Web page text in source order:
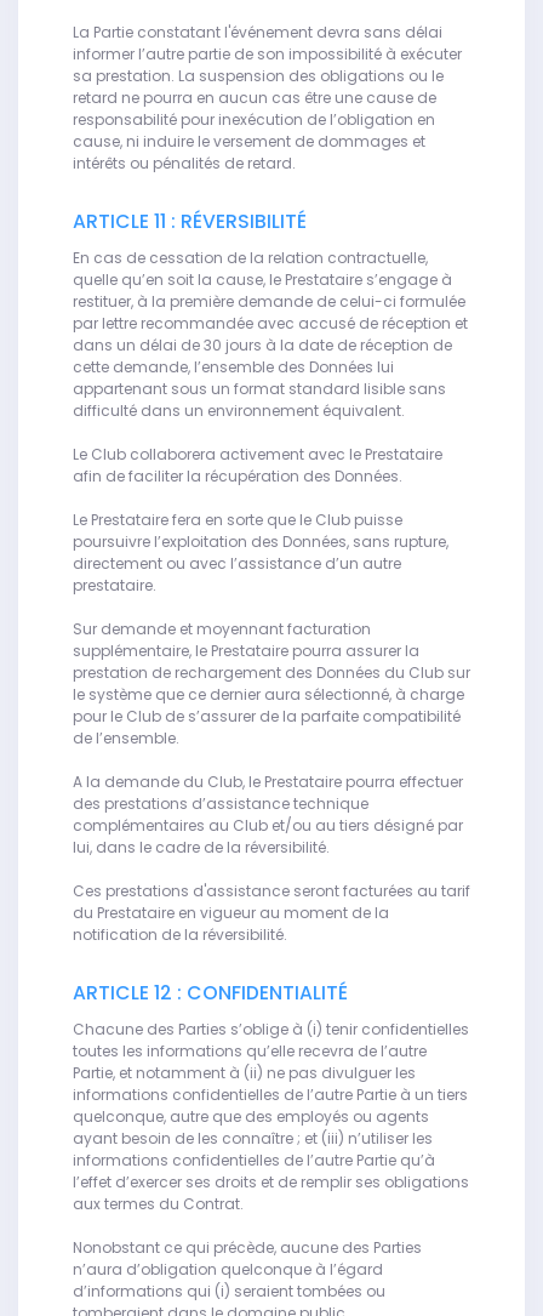
La Partie constatant l'événement devra sans délai
informer l’autre partie de son impossibilité à exécuter
sa prestation. La suspension des obligations ou le
retard ne pourra en aucun cas être une cause de
responsabilité pour inexécution de l’obligation en
cause, ni induire le versement de dommages et
intérêts ou pénalités de retard.
ARTICLE 11 : RÉVERSIBILITÉ
En cas de cessation de la relation contractuelle,
quelle qu’en soit la cause, le Prestataire s’engage à
restituer, à la première demande de celui-ci formulée
par lettre recommandée avec accusé de réception et
dans un délai de 30 jours à la date de réception de
cette demande, l’ensemble des Données lui
appartenant sous un format standard lisible sans
difficulté dans un environnement équivalent.
Le Club collaborera activement avec le Prestataire
afin de faciliter la récupération des Données.
Le Prestataire fera en sorte que le Club puisse
poursuivre l’exploitation des Données, sans rupture,
directement ou avec l’assistance d’un autre
prestataire.
Sur demande et moyennant facturation
supplémentaire, le Prestataire pourra assurer la
prestation de rechargement des Données du Club sur
le système que ce dernier aura sélectionné, à charge
pour le Club de s’assurer de la parfaite compatibilité
de l’ensemble.
A la demande du Club, le Prestataire pourra effectuer
des prestations d’assistance technique
complémentaires au Club et/ou au tiers désigné par
lui, dans le cadre de la réversibilité.
Ces prestations d'assistance seront facturées au tarif
du Prestataire en vigueur au moment de la
notification de la réversibilité.
ARTICLE 12 : CONFIDENTIALITÉ
Chacune des Parties s’oblige à (i) tenir confidentielles
toutes les informations qu’elle recevra de l’autre
Partie, et notamment à (ii) ne pas divulguer les
informations confidentielles de l’autre Partie à un tiers
quelconque, autre que des employés ou agents
ayant besoin de les connaître ; et (iii) n’utiliser les
informations confidentielles de l’autre Partie qu’à
l’effet d’exercer ses droits et de remplir ses obligations
aux termes du Contrat.
Nonobstant ce qui précède, aucune des Parties
n’aura d’obligation quelconque à l’égard
d’informations qui (i) seraient tombées ou